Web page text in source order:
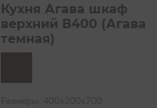
Кухня Агава шкаф
верхний В400 (Агава
темная)